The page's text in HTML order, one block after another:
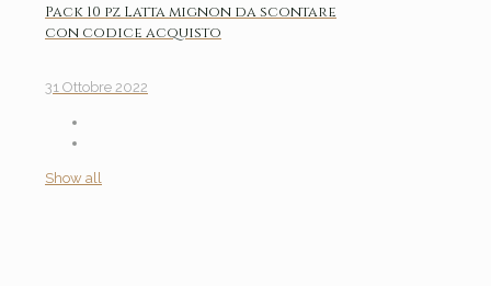
Pack 10 pz Latta mignon da scontare
con codice acquisto
31 Ottobre 2022
Show all